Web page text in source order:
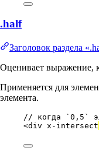
.half
Заголовок раздела
Оценивает выражение,
Применяется для
элемента.
// когда `0,5`
<div x-intersect